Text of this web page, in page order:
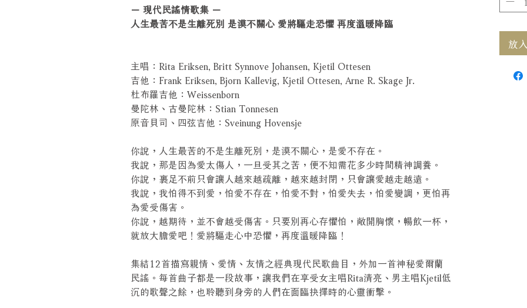
－ 現代民謠情歌集 －
人生最苦不是生離死別 是漠不關心 愛將驅走恐懼 再度溫暖降臨
主唱：Rita Eriksen, Britt Synnove Johansen, Kjetil Ottesen
吉他：Frank Eriksen, Bjorn Kallevig, Kjetil Ottesen, Arne R. Skage Jr.
杜布羅吉他：Weissenborn
曼陀林、古曼陀林：Stian Tonnesen
原音貝司、四弦吉他：Sveinung Hovensje
你說，人生最苦的不是生離死別，是漠不關心，是愛不存在。
我說，那是因為愛太傷人，一旦受其之苦，便不知需花多少時間精神調養。
你說，裹足不前只會讓人越來越疏離，越來越封閉，只會讓愛越走越遠。
我說，我怕得不到愛，怕愛不存在，怕愛不對，怕愛失去，怕愛變調，更怕再
為愛受傷害。
你說，越期待，並不會越受傷害。只要別再心存懼怕，敞開胸懷，暢飲一杯，
就放大膽愛吧！愛將驅走心中恐懼，再度溫暖降臨！
集結12首描寫親情、愛情、友情之經典現代民歌曲目，外加一首神秘愛爾蘭
民謠。每首曲子都是一段故事，讓我們在享受女主唱Rita清亮、男主唱Kjetil低
沉的歌聲之餘，也聆聽到身旁的人們在面臨抉擇時的心靈衝擊。
放